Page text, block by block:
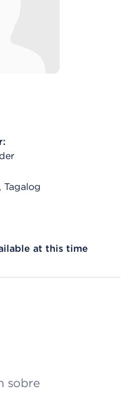
Tagalog
at this time
sobre